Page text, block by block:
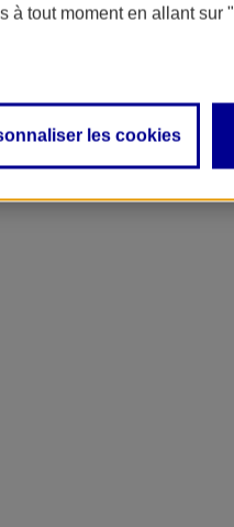
à tout moment en allant sur
les cookies